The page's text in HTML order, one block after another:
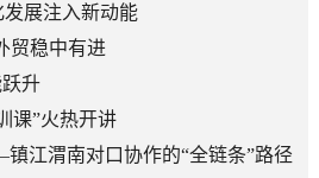
展注入新动能
贸稳中有进
升
课”火热开讲
江渭南对口协作的“全链条”路径